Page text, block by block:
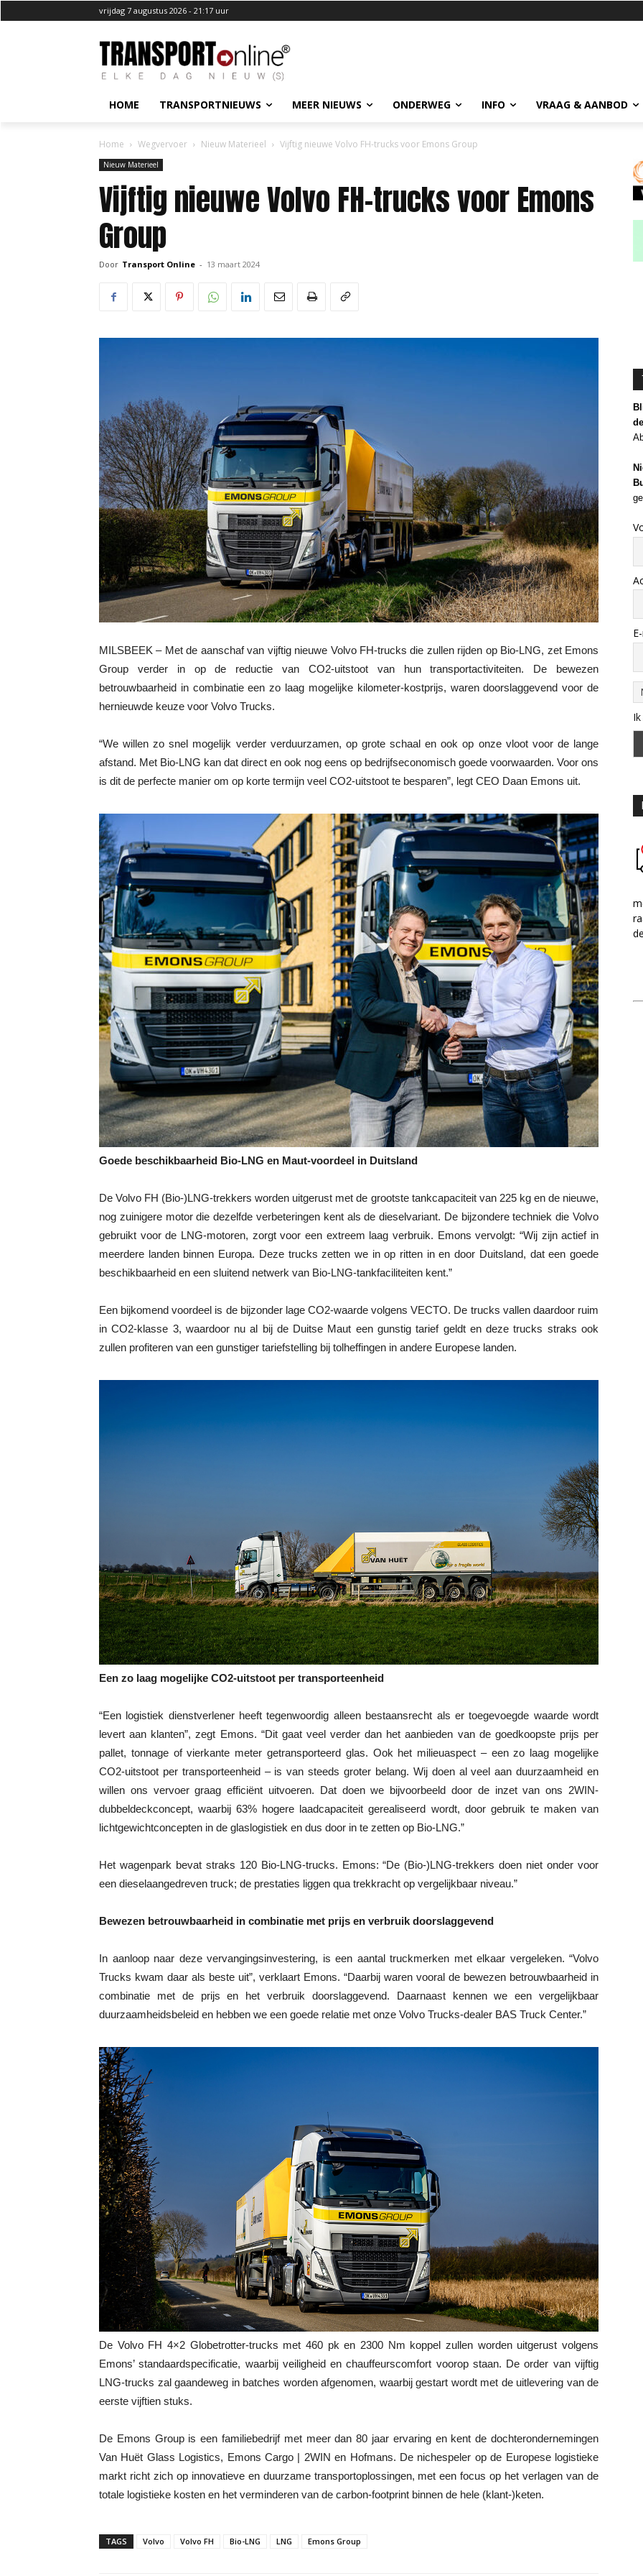
vrijdag 7 augustus 2026 - 21:17 uur
HOME TRANSPORTNIEUWS MEER NIEUWS ONDERWEG INFO VRAAG & AANBOD
Home Wegvervoer Nieuw Materieel Vijftig nieuwe Volvo FH-trucks voor Emons Group
Nieuw Materieel
Vijftig nieuwe Volvo FH-trucks voor Emons
Group
Door Transport Online - 13 maart 2024
MILSBEEK – Met de aanschaf van vijftig nieuwe Volvo FH-trucks die zullen rijden op Bio-LNG, zet Emons
Group verder in op de reductie van CO2-uitstoot van hun transportactiviteiten. De bewezen
betrouwbaarheid in combinatie een zo laag mogelijke kilometer-kostprijs, waren doorslaggevend voor de
hernieuwde keuze voor Volvo Trucks.
“We willen zo snel mogelijk verder verduurzamen, op grote schaal en ook op onze vloot voor de lange
afstand. Met Bio-LNG kan dat direct en ook nog eens op bedrijfseconomisch goede voorwaarden. Voor ons
is dit de perfecte manier om op korte termijn veel CO2-uitstoot te besparen”, legt CEO Daan Emons uit.
Goede beschikbaarheid Bio-LNG en Maut-voordeel in Duitsland
De Volvo FH (Bio-)LNG-trekkers worden uitgerust met de grootste tankcapaciteit van 225 kg en de nieuwe,
nog zuinigere motor die dezelfde verbeteringen kent als de dieselvariant. De bijzondere techniek die Volvo
gebruikt voor de LNG-motoren, zorgt voor een extreem laag verbruik. Emons vervolgt: “Wij zijn actief in
meerdere landen binnen Europa. Deze trucks zetten we in op ritten in en door Duitsland, dat een goede
beschikbaarheid en een sluitend netwerk van Bio-LNG-tankfaciliteiten kent.”
Een bijkomend voordeel is de bijzonder lage CO2-waarde volgens VECTO. De trucks vallen daardoor ruim
in CO2-klasse 3, waardoor nu al bij de Duitse Maut een gunstig tarief geldt en deze trucks straks ook
zullen profiteren van een gunstiger tariefstelling bij tolheffingen in andere Europese landen.
Een zo laag mogelijke CO2-uitstoot per transporteenheid
“Een logistiek dienstverlener heeft tegenwoordig alleen bestaansrecht als er toegevoegde waarde wordt
levert aan klanten”, zegt Emons. “Dit gaat veel verder dan het aanbieden van de goedkoopste prijs per
pallet, tonnage of vierkante meter getransporteerd glas. Ook het milieuaspect – een zo laag mogelijke
CO2-uitstoot per transporteenheid – is van steeds groter belang. Wij doen al veel aan duurzaamheid en
willen ons vervoer graag efficiënt uitvoeren. Dat doen we bijvoorbeeld door de inzet van ons 2WIN-
dubbeldeckconcept, waarbij 63% hogere laadcapaciteit gerealiseerd wordt, door gebruik te maken van
lichtgewichtconcepten in de glaslogistiek en dus door in te zetten op Bio-LNG.”
Het wagenpark bevat straks 120 Bio-LNG-trucks. Emons: “De (Bio-)LNG-trekkers doen niet onder voor
een dieselaangedreven truck; de prestaties liggen qua trekkracht op vergelijkbaar niveau.”
Bewezen betrouwbaarheid in combinatie met prijs en verbruik doorslaggevend
In aanloop naar deze vervangingsinvestering, is een aantal truckmerken met elkaar vergeleken. “Volvo
Trucks kwam daar als beste uit”, verklaart Emons. “Daarbij waren vooral de bewezen betrouwbaarheid in
combinatie met de prijs en het verbruik doorslaggevend. Daarnaast kennen we een vergelijkbaar
duurzaamheidsbeleid en hebben we een goede relatie met onze Volvo Trucks-dealer BAS Truck Center.”
De Volvo FH 4×2 Globetrotter-trucks met 460 pk en 2300 Nm koppel zullen worden uitgerust volgens
Emons’ standaardspecificatie, waarbij veiligheid en chauffeurscomfort voorop staan. De order van vijftig
LNG-trucks zal gaandeweg in batches worden afgenomen, waarbij gestart wordt met de uitlevering van de
eerste vijftien stuks.
De Emons Group is een familiebedrijf met meer dan 80 jaar ervaring en kent de dochterondernemingen
Van Huët Glass Logistics, Emons Cargo | 2WIN en Hofmans. De nichespeler op de Europese logistieke
markt richt zich op innovatieve en duurzame transportoplossingen, met een focus op het verlagen van de
totale logistieke kosten en het verminderen van de carbon-footprint binnen de hele (klant-)keten.
TAGS Volvo Volvo FH Bio-LNG LNG Emons Group